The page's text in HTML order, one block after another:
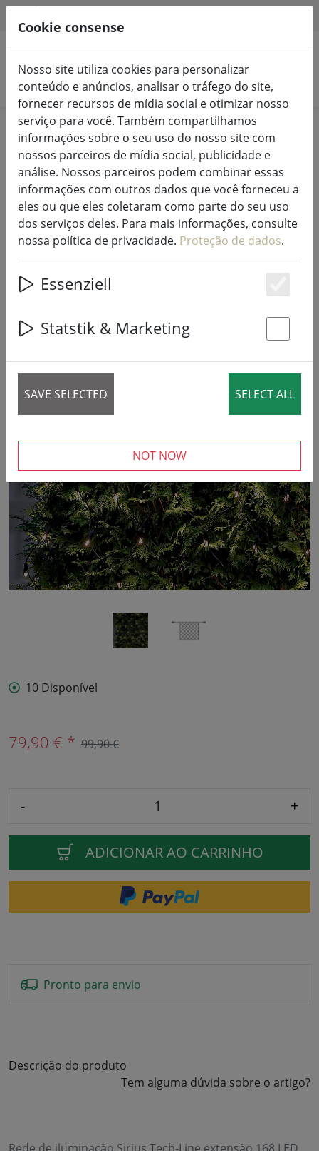
Pesquisar produtos
Home Luzes de fadas e iluminação Luzes de fadas
Rede de iluminação Sirius Tech-
Line extensão 168 LED branco
quente exterior 1,7 x 1,4 m preto
20% DISCOUNT
10 Disponível
79,90 € * 99,90 €
- +
ADICIONAR AO CARRINHO
Pronto para envio
Descrição do produto
Tem alguma dúvida sobre o artigo?
Cookie consense
Nosso site utiliza cookies para personalizar
conteúdo e anúncios, analisar o tráfego do site,
fornecer recursos de mídia social e otimizar nosso
serviço para você. Também compartilhamos
informações sobre o seu uso do nosso site com
nossos parceiros de mídia social, publicidade e
análise. Nossos parceiros podem combinar essas
informações com outros dados que você forneceu a
eles ou que eles coletaram como parte do seu uso
dos serviços deles. Para mais informações, consulte
nossa política de privacidade. Proteção de dados.
Essenziell
Statstik & Marketing
SAVE SELECTED SELECT ALL
NOT NOW